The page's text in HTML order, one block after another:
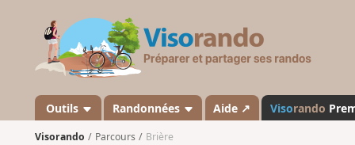
s
a
n
Outils Randonnées Aide ↗ Visorando
Visorando Parcours Brière